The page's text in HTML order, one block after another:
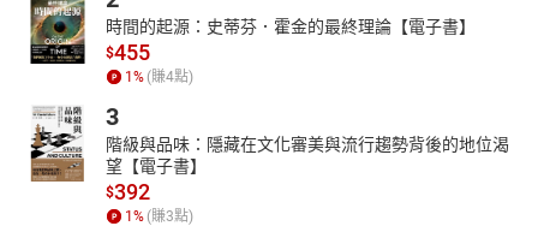
時間的起源：史蒂芬．霍金的最終理論【電子書】
$455
1 % (賺4點)
3
階級與品味：隱藏在文化審美與流行趨勢背後的地位渴
望【電子書】
$392
1 % (賺3點)